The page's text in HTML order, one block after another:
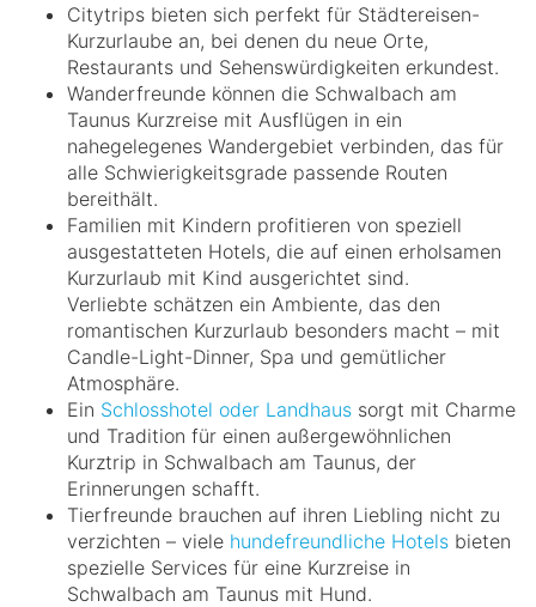
Citytrips bieten sich perfekt für Städtereisen-
Kurzurlaube an, bei denen du neue Orte,
Restaurants und Sehenswürdigkeiten erkundest.
Wanderfreunde können die Schwalbach am
Taunus Kurzreise mit Ausflügen in ein
nahegelegenes Wandergebiet verbinden, das für
alle Schwierigkeitsgrade passende Routen
bereithält.
Familien mit Kindern profitieren von speziell
ausgestatteten Hotels, die auf einen erholsamen
Kurzurlaub mit Kind ausgerichtet sind.
Verliebte schätzen ein Ambiente, das den
romantischen Kurzurlaub besonders macht – mit
Candle-Light-Dinner, Spa und gemütlicher
Atmosphäre.
Ein Schlosshotel oder Landhaus sorgt mit Charme
und Tradition für einen außergewöhnlichen
Kurztrip in Schwalbach am Taunus, der
Erinnerungen schafft.
Tierfreunde brauchen auf ihren Liebling nicht zu
verzichten – viele hundefreundliche Hotels bieten
spezielle Services für eine Kurzreise in
Schwalbach am Taunus mit Hund.